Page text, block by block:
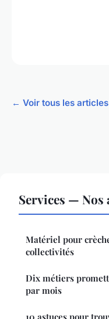
← Voir tous les
Services — Nos
Matériel pour
collectivités
Dix métiers
par mois